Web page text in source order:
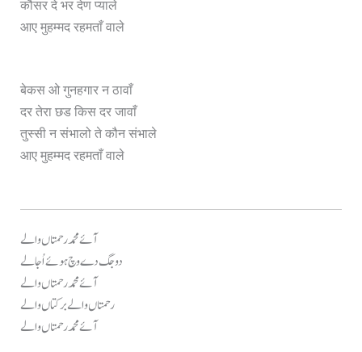
कौसर दे भर देण प्याले
आए मुहम्मद रहमताँ वाले
बेकस ओ गुनहगार न ठावाँ
दर तेरा छड किस दर जावाँ
तुस्सी न संभालो ते कौन संभाले
आए मुहम्मद रहमताँ वाले
آئے محمد رحمتاں والے
دو جگ دے وچ ہوئے اُجالے
آئے محمد رحمتاں والے
رحمتاں والے برکتاں والے
آئے محمد رحمتاں والے